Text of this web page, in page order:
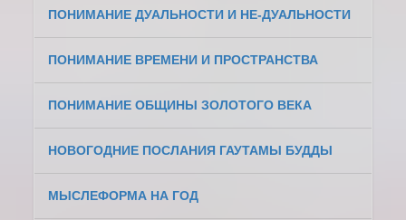
ПОНИМАНИЕ ДУАЛЬНОСТИ И НЕ-ДУАЛЬНОСТИ
ПОНИМАНИЕ ВРЕМЕНИ И ПРОСТРАНСТВА
ПОНИМАНИЕ ОБЩИНЫ ЗОЛОТОГО ВЕКА
НОВОГОДНИЕ ПОСЛАНИЯ ГАУТАМЫ БУДДЫ
МЫСЛЕФОРМА НА ГОД